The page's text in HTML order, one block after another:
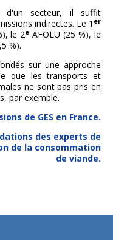
d'un secteur, il suffit
indirectes. Le 1 er
le 2e AFOLU (25 %), le
%).
sur une approche
que les transports et
ne sont pas pris en
par exemple.
de GES en France.
des experts de
de la consommation
de viande.